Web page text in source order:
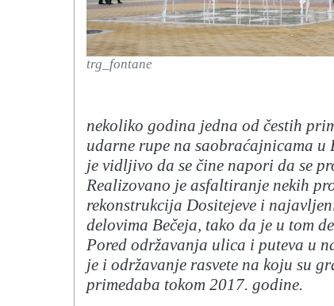
trg_fontane
nekoliko godina jedna od čestih
udarne rupe na saobraćajnicama u
je vidljivo da se čine napori da se
Realizovano je asfaltiranje nekih
rekonstrukcija Dositejeve i
delovima Bečeja, tako da je u tom
Pored održavanja ulica i puteva u
je i održavanje rasvete na koju su
primedaba tokom 2017. godine.